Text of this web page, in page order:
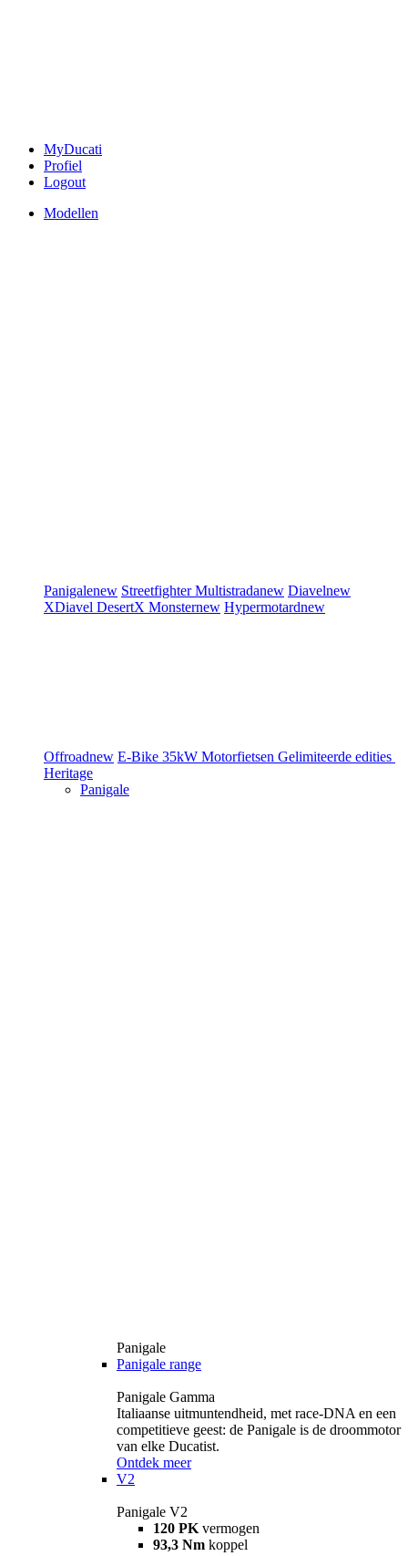
MyDucati
Profiel
Logout
Modellen
Panigalenew StreetfighterMultistradanew Diavelnew
XDiavel DesertX Monsternew Hypermotardnew
Offroadnew E-Bike 35kW Motorfietsen Gelimiteerde edities
Heritage
Panigale
Panigale
Panigale range
Panigale Gamma
Italiaanse uitmuntendheid, met race-DNA en een
competitieve geest: de Panigale is de droommotor
van elke Ducatist.
Ontdek meer
V2
Panigale V2
120 PK vermogen
93,3 Nm koppel